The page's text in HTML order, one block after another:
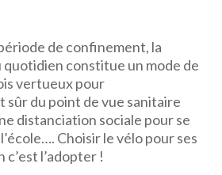
de confinement, la
quotidien constitue un mode de
vertueux pour
sûr du point de vue sanitaire
distanciation sociale pour se
Choisir le vélo pour ses
l’adopter !